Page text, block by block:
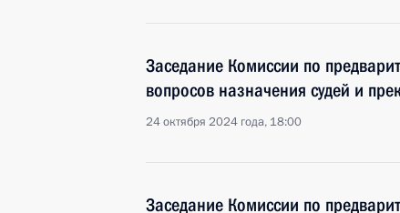
Заседание Комиссии по
вопросов назначения судей и
24 октября 2024 года, 18:00
Заседание Комиссии по